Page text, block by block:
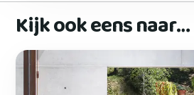
Kijk ook eens naar…